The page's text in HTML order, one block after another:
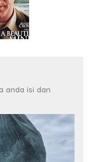
anda isi dan